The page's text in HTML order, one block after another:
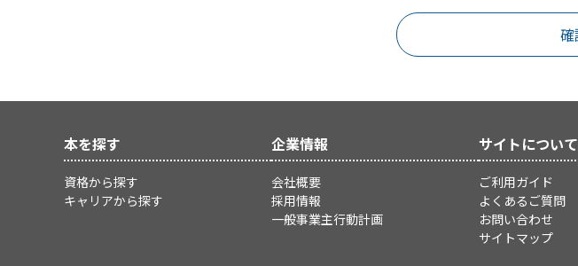
本を探す
資格から探す
キャリアから探す
企業情報
会社概要
採用情報
一般事業主行動計画
サイトについて
ご利用ガイド
よくあるご質問
お問い合わせ
サイトマップ